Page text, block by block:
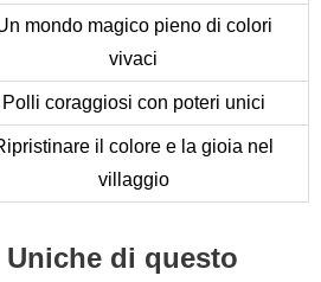
mondo magico pieno di colori
vivaci
Polli coraggiosi con poteri unici
il colore e la gioia nel
villaggio
di questo